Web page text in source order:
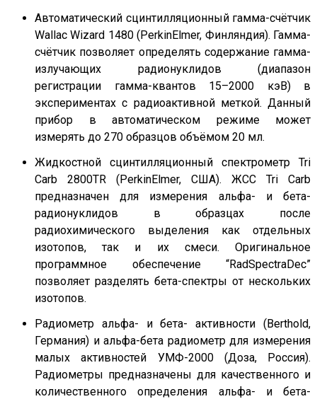
Автоматический сцинтилляционный гамма-счётчик
Wallac Wizard 1480 (PerkinElmer, Финляндия). Гамма-
счётчик позволяет определять содержание гамма-
излучающих радионуклидов (диапазон
регистрации гамма-квантов 15–2000 кэВ) в
экспериментах с радиоактивной меткой. Данный
прибор в автоматическом режиме может
измерять до 270 образцов объёмом 20 мл.
Жидкостной сцинтилляционный спектрометр Tri
Carb 2800TR (PerkinElmer, США). ЖСС Tri Carb
предназначен для измерения альфа- и бета-
радионуклидов в образцах после
радиохимического выделения как отдельных
изотопов, так и их смеси. Оригинальное
программное обеспечение “RadSpectraDec”
позволяет разделять бета-спектры от нескольких
изотопов.
Радиометр альфа- и бета- активности (Berthold,
Германия) и альфа-бета радиометр для измерения
малых активностей УМФ-2000 (Доза, Россия).
Радиометры предназначены для качественного и
количественного определения альфа- и бета-